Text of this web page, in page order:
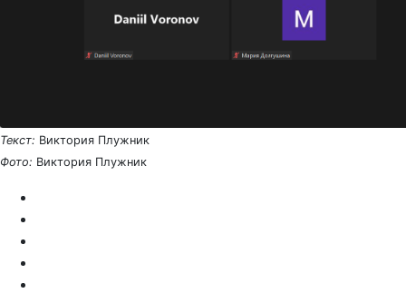
Текст: Виктория Плужник
Фото: Виктория Плужник